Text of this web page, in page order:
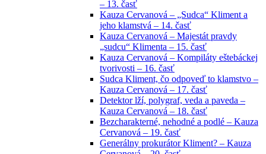
– 13. časť
Kauza Cervanová – „Sudca“ Kliment a
jeho klamstvá – 14. časť
Kauza Cervanová – Majestát pravdy
„sudcu“ Klimenta – 15. časť
Kauza Cervanová – Kompiláty eštebáckej
tvorivosti – 16. časť
Sudca Kliment, čo odpoveď to klamstvo –
Kauza Cervanová – 17. časť
Detektor lží, polygraf, veda a paveda –
Kauza Cervanová – 18. časť
Bezcharakterné, nehodné a podlé – Kauza
Cervanová – 19. časť
Generálny prokurátor Kliment? – Kauza